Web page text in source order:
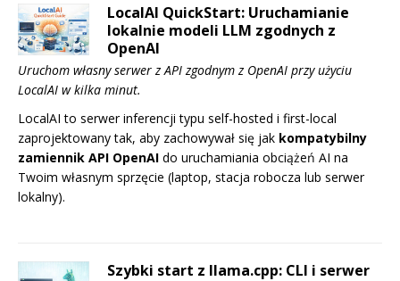
LocalAI QuickStart: Uruchamianie
lokalnie modeli LLM zgodnych z
OpenAI
Uruchom własny serwer z API zgodnym z OpenAI przy użyciu
LocalAI w kilka minut.
LocalAI to serwer inferencji typu self-hosted i first-local
zaprojektowany tak, aby zachowywał się jak kompatybilny
zamiennik API OpenAI do uruchamiania obciążeń AI na
Twoim własnym sprzęcie (laptop, stacja robocza lub serwer
lokalny).
Szybki start z llama.cpp: CLI i serwer